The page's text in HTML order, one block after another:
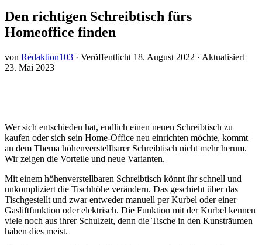
Den richtigen Schreibtisch fürs
Homeoffice finden
von Redaktion103 · Veröffentlicht 18. August 2022 · Aktualisiert
23. Mai 2023
Wer sich entschieden hat, endlich einen neuen Schreibtisch zu
kaufen oder sich sein Home-Office neu einrichten möchte, kommt
an dem Thema höhenverstellbarer Schreibtisch nicht mehr herum.
Wir zeigen die Vorteile und neue Varianten.
Mit einem höhenverstellbaren Schreibtisch könnt ihr schnell und
unkompliziert die Tischhöhe verändern. Das geschieht über das
Tischgestellt und zwar entweder manuell per Kurbel oder einer
Gasliftfunktion oder elektrisch. Die Funktion mit der Kurbel kennen
viele noch aus ihrer Schulzeit, denn die Tische in den Kunsträumen
haben dies meist.